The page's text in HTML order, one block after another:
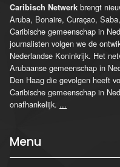
Caribisch Netwerk brengt
Aruba, Bonaire, Curaçao,
Caribische gemeenschap in
journalisten volgen we de
Nederlandse Koninkrijk. Het
Arubaanse gemeenschap in
Den Haag die gevolgen heeft
Caribische gemeenschap in
onafhankelijk. ...
Menu